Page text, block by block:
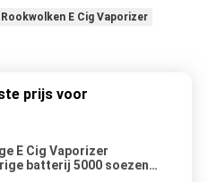
Rookwolken E Cig Vaporizer
prijs voor
E Cig Vaporizer
batterij 5000 soezen